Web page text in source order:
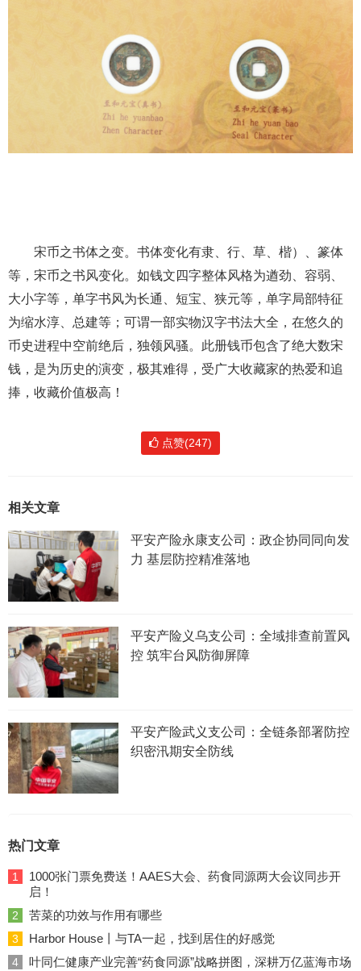
宋币之书体之变。书体变化有隶、行、草、楷）、篆体
等，宋币之书风变化。如钱文四字整体风格为遒劲、容弱、
大小字等，单字书风为长通、短宝、狭元等，单字局部特征
为缩水淳、总建等；可谓一部实物汉字书法大全，在悠久的
币史进程中空前绝后，独领风骚。此册钱币包含了绝大数宋
钱，是为历史的演变，极其难得，受广大收藏家的热爱和追
捧，收藏价值极高！
点赞(247)
相关文章
平安产险永康支公司：政企协同同向发
力 基层防控精准落地
平安产险义乌支公司：全域排查前置风
控 筑牢台风防御屏障
平安产险武义支公司：全链条部署防控
织密汛期安全防线
热门文章
1
1000张门票免费送！AAES大会、药食同源两大会议同步开
启！
2 苦菜的功效与作用有哪些
3 Harbor House丨与TA一起，找到居住的好感觉
4 叶同仁健康产业完善“药食同源”战略拼图，深耕万亿蓝海市场